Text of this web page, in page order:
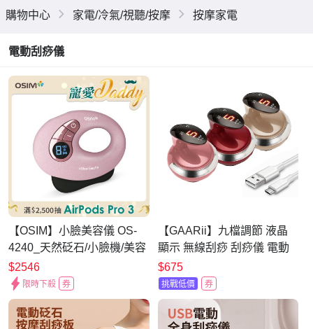
購物中心 家電/冷氣/視聽/按摩 按摩家電
電動刮痧儀
【OSIM】小臉美容儀 OS-
4240_天然砭石/小臉機/美容
儀/刮痧/電動美容刮痧板
$2546
限時下殺 券
【GAARii】九檔調節 液晶
顯示 無線刮痧 刮痧儀 電動
吸痧機 拔罐疏通儀 按摩機
刮痧機 拔罐機
$675
挑戰低價 券